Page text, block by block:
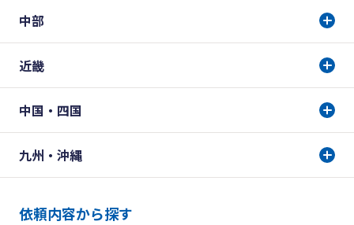
中部
近畿
中国・四国
九州・沖縄
依頼内容から探す